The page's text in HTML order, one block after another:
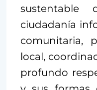
sustentable
ciudadanía
comunitaria,
local,
profundo